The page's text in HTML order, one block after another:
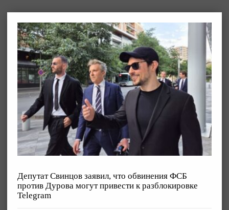
Депутат Свинцов заявил, что обвинения ФСБ
против Дурова могут привести к разблокировке
Telegram